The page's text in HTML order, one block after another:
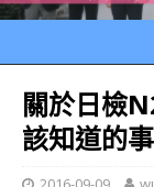
關於日檢
該知道的事